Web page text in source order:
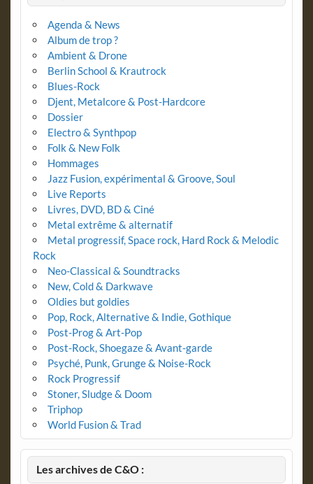
Agenda & News
Album de trop ?
Ambient & Drone
Berlin School & Krautrock
Blues-Rock
Djent, Metalcore & Post-Hardcore
Dossier
Electro & Synthpop
Folk & New Folk
Hommages
Jazz Fusion, expérimental & Groove, Soul
Live Reports
Livres, DVD, BD & Ciné
Metal extrême & alternatif
Metal progressif, Space rock, Hard Rock & Melodic
Rock
Neo-Classical & Soundtracks
New, Cold & Darkwave
Oldies but goldies
Pop, Rock, Alternative & Indie, Gothique
Post-Prog & Art-Pop
Post-Rock, Shoegaze & Avant-garde
Psyché, Punk, Grunge & Noise-Rock
Rock Progressif
Stoner, Sludge & Doom
Triphop
World Fusion & Trad
Les archives de C&O :